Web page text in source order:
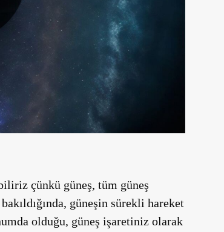
çünkü güneş, tüm güneş
güneşin sürekli hareket
olduğu, güneş işaretiniz olarak